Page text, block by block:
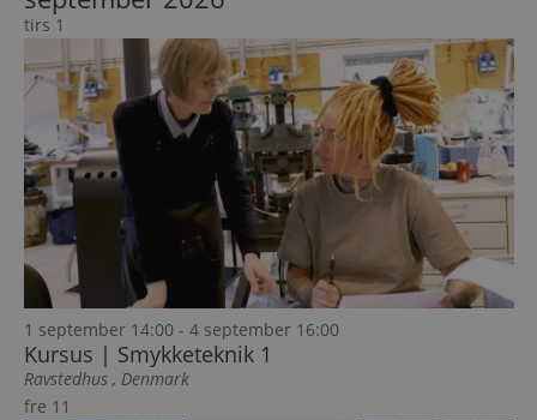
tirs 1
1 september 14:00 - 4 september 16:00
Kursus | Smykketeknik 1
Ravstedhus , Denmark
fre 11